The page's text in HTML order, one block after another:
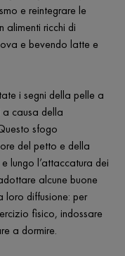
e reintegrare le
alimenti ricchi di
e bevendo latte e
i segni della pelle a
a causa della
sfogo
del petto e della
lungo l’attaccatura dei
alcune buone
loro diffusione: per
fisico, indossare
a dormire.